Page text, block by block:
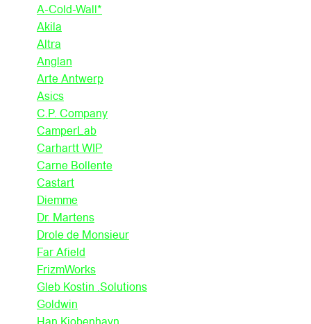
A-Cold-Wall*
Akila
Altra
Anglan
Arte Antwerp
Asics
C.P. Company
CamperLab
Carhartt WIP
Carne Bollente
Castart
Diemme
Dr. Martens
Drole de Monsieur
Far Afield
FrizmWorks
Gleb Kostin .Solutions
Goldwin